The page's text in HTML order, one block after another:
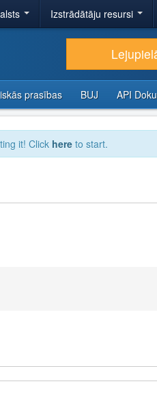
Izstrādātāju resursi
prasības BUJ API
it! Click here to start.